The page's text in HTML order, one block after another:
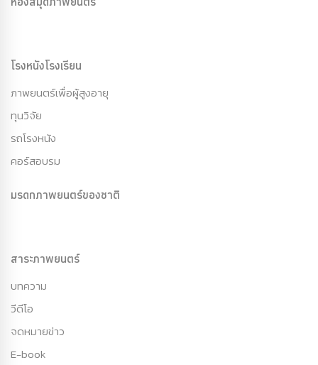
โรงหนังโรงเรียน
ภาพยนตร์เพื่อผู้สูงอายุ
ทุนวิจัย
รถโรงหนัง
คอร์สอบรม
มรดกภาพยนตร์ของชาติ
สาระภาพยนตร์
บทความ
วีดีโอ
จดหมายข่าว
E-book